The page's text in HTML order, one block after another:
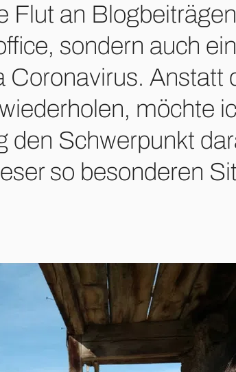
Flut an
sondern auch
Coronavirus. Anstatt
möchte
den Schwerpunkt
so besonderen